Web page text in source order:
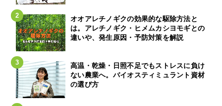
オオアレチノギクの効果的な駆除方法と
は。アレチノギク・ヒメムカシヨモギとの
違いや、発生原因・予防対策を解説
高温・乾燥・日照不足でもストレスに負け
ない農業へ。バイオスティミュラント資材
の選び方